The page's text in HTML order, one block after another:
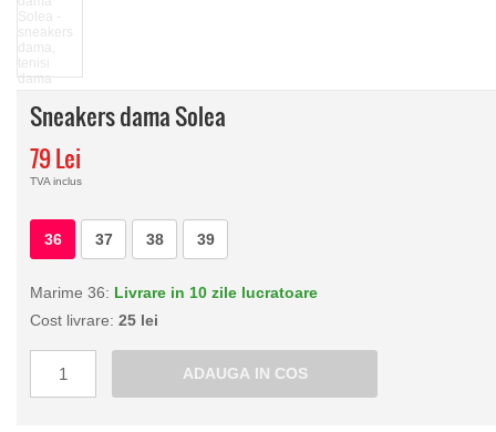
Sneakers dama Solea
79 Lei
TVA inclus
36 37 38 39
Marime 36: Livrare in 10 zile lucratoare
Cost livrare: 25 lei